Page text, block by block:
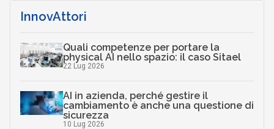
InnovAttori
Quali competenze per portare la
physical AI nello spazio: il caso Sitael
22 Lug 2026
AI in azienda, perché gestire il
cambiamento è anche una questione di
sicurezza
10 Lug 2026